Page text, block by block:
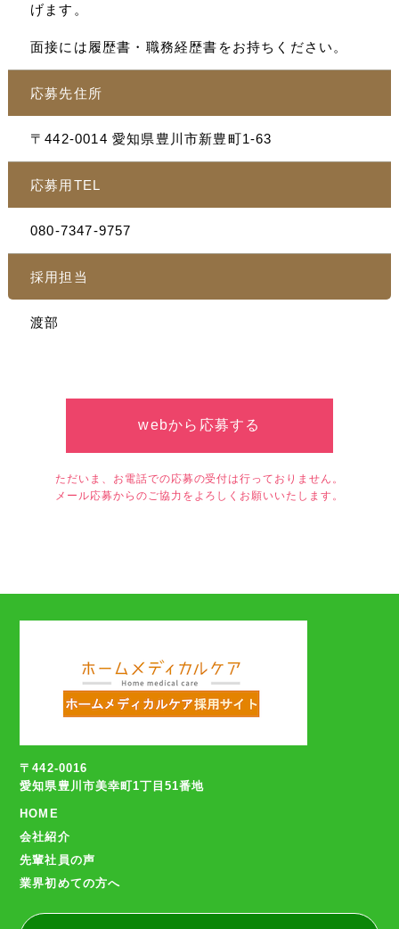
げます。
面接には履歴書・職務経歴書をお持ちください。
応募先住所
〒442-0014 愛知県豊川市新豊町1-63
応募用TEL
080-7347-9757
採用担当
渡部
webから応募する
ただいま、お電話での応募の受付は行っておりません。
メール応募からのご協力をよろしくお願いいたします。
〒442-0016
愛知県豊川市美幸町1丁目51番地
HOME
会社紹介
先輩社員の声
業界初めての方へ